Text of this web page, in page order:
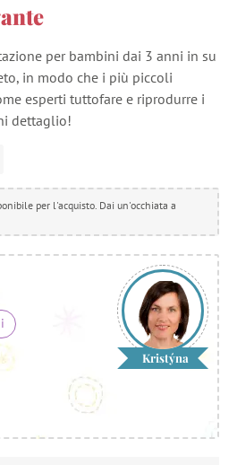
per bambini dai 3 anni in su
in modo che i più piccoli
esperti tuttofare e riprodurre i
dettaglio!
per l'acquisto. Dai un'occhiata a
Kristýna